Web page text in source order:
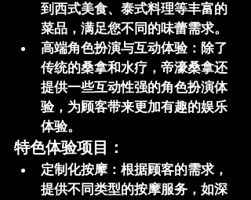
到西式美食、泰式料理等丰富的
菜品，满足您不同的味蕾需求。
高端角色扮演与互动体验：除了
传统的桑拿和水疗，帝濠桑拿还
提供一些互动性强的角色扮演体
验，为顾客带来更加有趣的娱乐
体验。
特色体验项目：
定制化按摩 ：根据顾客的需求，
提供不同类型的按摩服务，如深